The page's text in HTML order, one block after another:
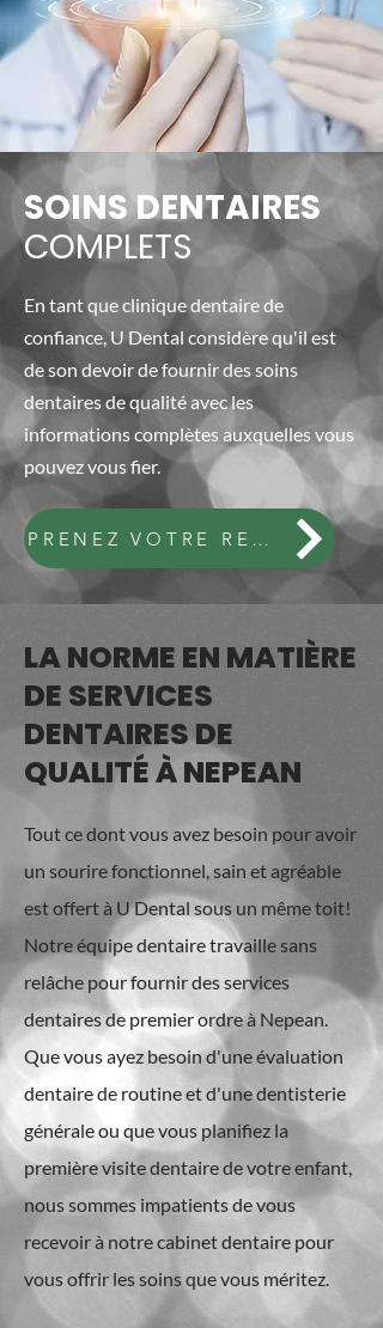
SOINS DENTAIRES
COMPLETS
En tant que clinique dentaire de
confiance, U Dental considère qu'il est
de son devoir de fournir des soins
dentaires de qualité avec les
informations complètes auxquelles vous
pouvez vous fier.
PRENEZ VOTRE RENDEZ-VOUS
LA NORME EN MATIÈRE
DE SERVICES
DENTAIRES DE
QUALITÉ À NEPEAN
Tout ce dont vous avez besoin pour avoir
un sourire fonctionnel, sain et agréable
est offert à U Dental sous un même toit!
Notre équipe dentaire travaille sans
relâche pour fournir des services
dentaires de premier ordre à Nepean.
Que vous ayez besoin d'une évaluation
dentaire de routine et d'une dentisterie
générale ou que vous planifiez la
première visite dentaire de votre enfant,
nous sommes impatients de vous
recevoir à notre cabinet dentaire pour
vous offrir les soins que vous méritez.